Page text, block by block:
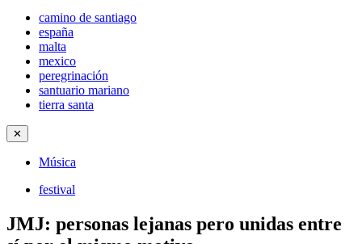
camino de santiago
españa
malta
mexico
peregrinación
santuario mariano
tierra santa
✕
Música
festival
JMJ: personas lejanas pero unidas entre